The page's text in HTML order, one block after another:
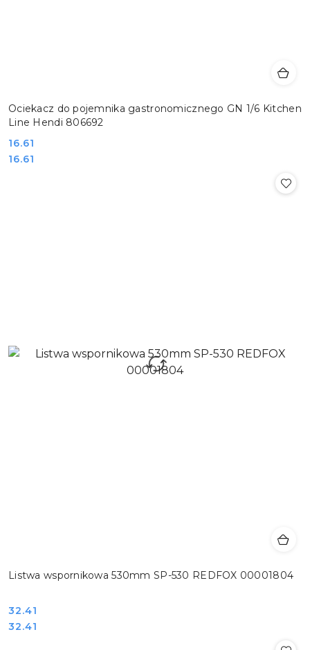
Ociekacz do pojemnika gastronomicznego GN 1/6 Kitchen
Line Hendi 806692
Cena:
16.61
Cena:
16.61
Listwa wspornikowa 530mm SP-530 REDFOX 00001804
Cena:
32.41
Cena:
32.41